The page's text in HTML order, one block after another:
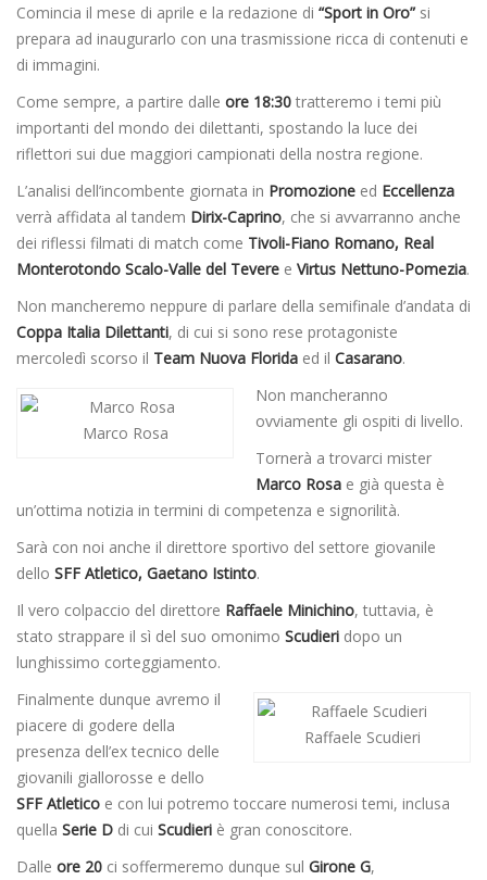
Comincia il mese di aprile e la redazione di “Sport in Oro” si
prepara ad inaugurarlo con una trasmissione ricca di contenuti e
di immagini.
Come sempre, a partire dalle ore 18:30 tratteremo i temi più
importanti del mondo dei dilettanti, spostando la luce dei
riflettori sui due maggiori campionati della nostra regione.
L’analisi dell’incombente giornata in Promozione ed Eccellenza
verrà affidata al tandem Dirix-Caprino, che si avvarranno anche
dei riflessi filmati di match come Tivoli-Fiano Romano, Real
Monterotondo Scalo-Valle del Tevere e Virtus Nettuno-Pomezia.
Non mancheremo neppure di parlare della semifinale d’andata di
Coppa Italia Dilettanti, di cui si sono rese protagoniste
mercoledì scorso il Team Nuova Florida ed il Casarano.
Marco Rosa
Non mancheranno
ovviamente gli ospiti di livello.
Tornerà a trovarci mister
Marco Rosa e già questa è
un’ottima notizia in termini di competenza e signorilità.
Sarà con noi anche il direttore sportivo del settore giovanile
dello SFF Atletico, Gaetano Istinto.
Il vero colpaccio del direttore Raffaele Minichino, tuttavia, è
stato strappare il sì del suo omonimo Scudieri dopo un
lunghissimo corteggiamento.
Raffaele Scudieri
Finalmente dunque avremo il
piacere di godere della
presenza dell’ex tecnico delle
giovanili giallorosse e dello
SFF Atletico e con lui potremo toccare numerosi temi, inclusa
quella Serie D di cui Scudieri è gran conoscitore.
Dalle ore 20 ci soffermeremo dunque sul Girone G,